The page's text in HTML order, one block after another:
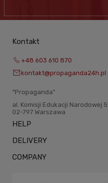
Kontakt
+48 603 610 870
kontakt@propaganda24h.pl
“Propaganda"
al. Komisji Edukacji Narodowej
02-797 Warszawa
HELP
DELIVERY
COMPANY